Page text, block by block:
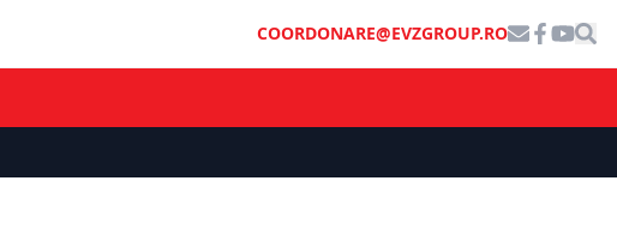
COORDONARE@EVZGROUP.RO